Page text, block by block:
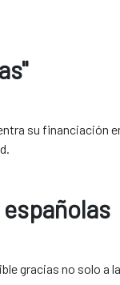
su financiación
españolas
gracias no solo